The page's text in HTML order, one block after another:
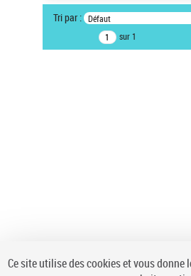
Type de notice d'autorité
Tri par : Défaut
sur 1
Ce site utilise des cookies et vous donne